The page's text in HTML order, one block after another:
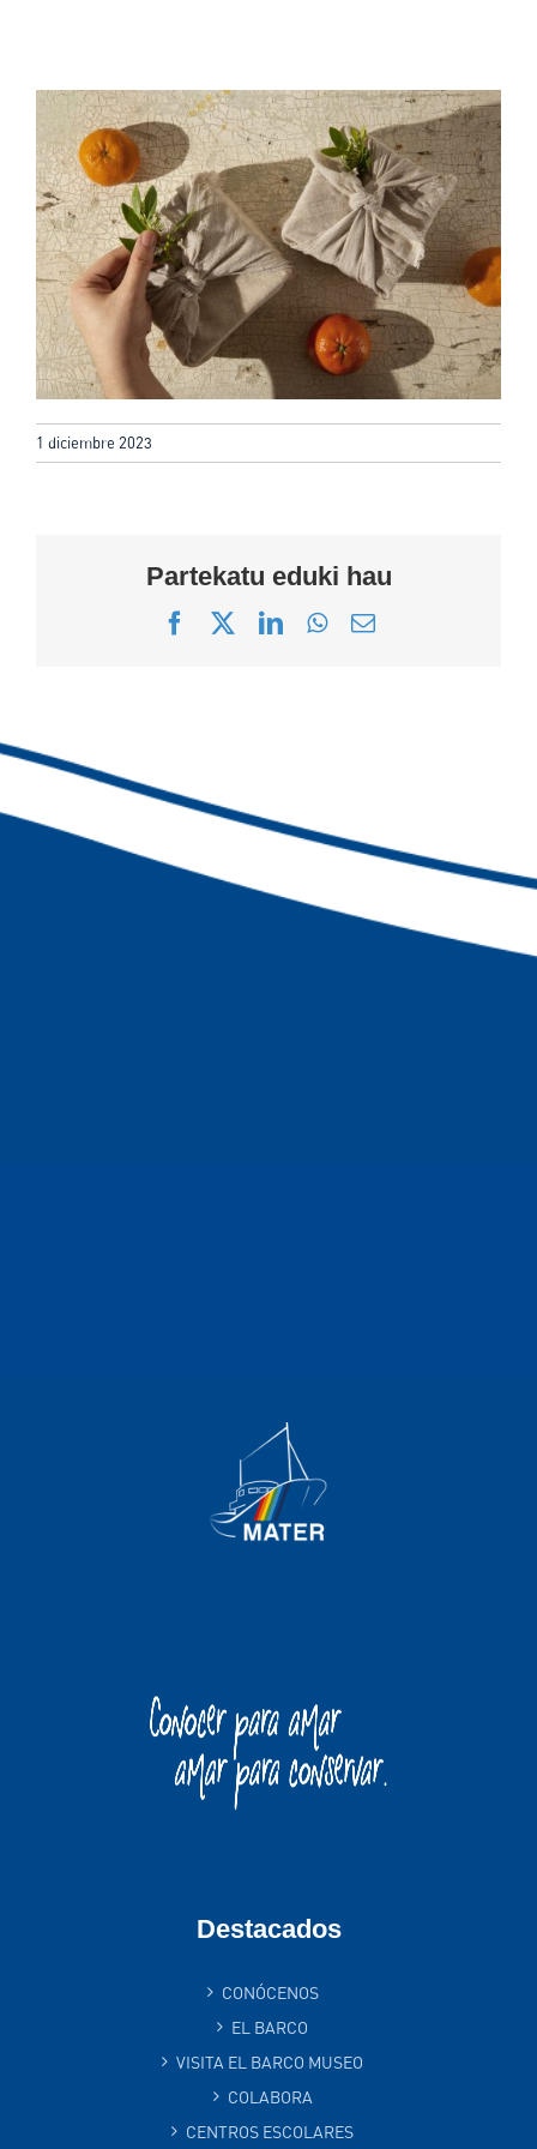
1 diciembre 2023
Partekatu eduki hau
Facebook
X LinkedInWhatsApp
Correo
Destacados
CONÓCENOS
EL BARCO
VISITA EL BARCO MUSEO
COLABORA
CENTROS ESCOLARES